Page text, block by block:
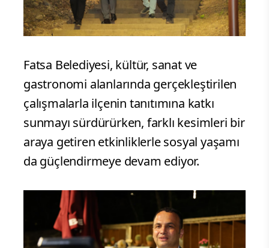
Fatsa Belediyesi, kültür, sanat ve
gastronomi alanlarında gerçekleştirilen
çalışmalarla ilçenin tanıtımına katkı
sunmayı sürdürürken, farklı kesimleri bir
araya getiren etkinliklerle sosyal yaşamı
da güçlendirmeye devam ediyor.